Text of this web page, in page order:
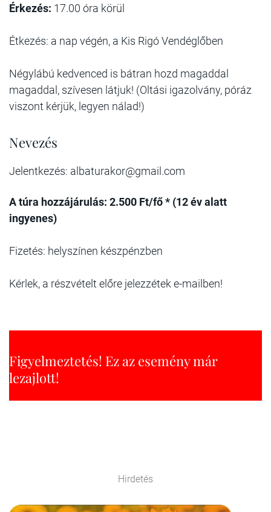
Érkezés: 17.00 óra körül
Étkezés: a nap végén, a Kis Rigó Vendéglőben
Négylábú kedvenced is bátran hozd magaddal
magaddal, szívesen látjuk! (Oltási igazolvány, póráz
viszont kérjük, legyen nálad!)
Nevezés
Jelentkezés: albaturakor@gmail.com
A túra hozzájárulás: 2.500 Ft/fő * (12 év alatt
ingyenes)
Fizetés: helyszínen készpénzben
Kérlek, a részvételt előre jelezzétek e-mailben!
Figyelmeztetés! Ez az esemény már
lezajlott!
Hirdetés